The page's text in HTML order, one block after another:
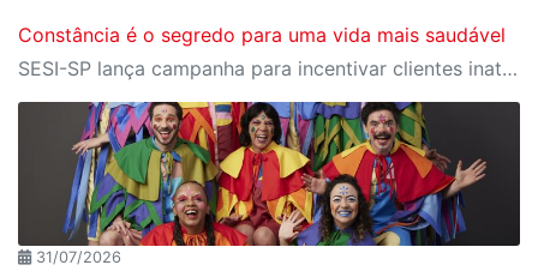
Constância é o segredo para uma vida mais saudável
SESI-SP lança campanha para incentivar clientes inativos a retomarem a prática de atividades físicas, esporte e lazer com benefícios exclusivos
31/07/2026